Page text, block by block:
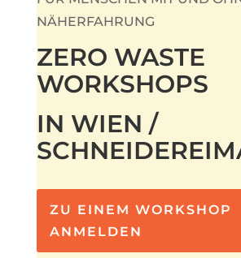
NÄHERFAHRUNG
ZERO WASTE
WORKSHOPS
IN WIEN /
ZU EINEM WORKSHOP
ANMELDEN